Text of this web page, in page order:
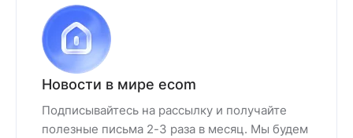
Новости в мире ecom
Подписывайтесь на рассылку и получайте
полезные письма 2-3 раза в месяц. Мы будем